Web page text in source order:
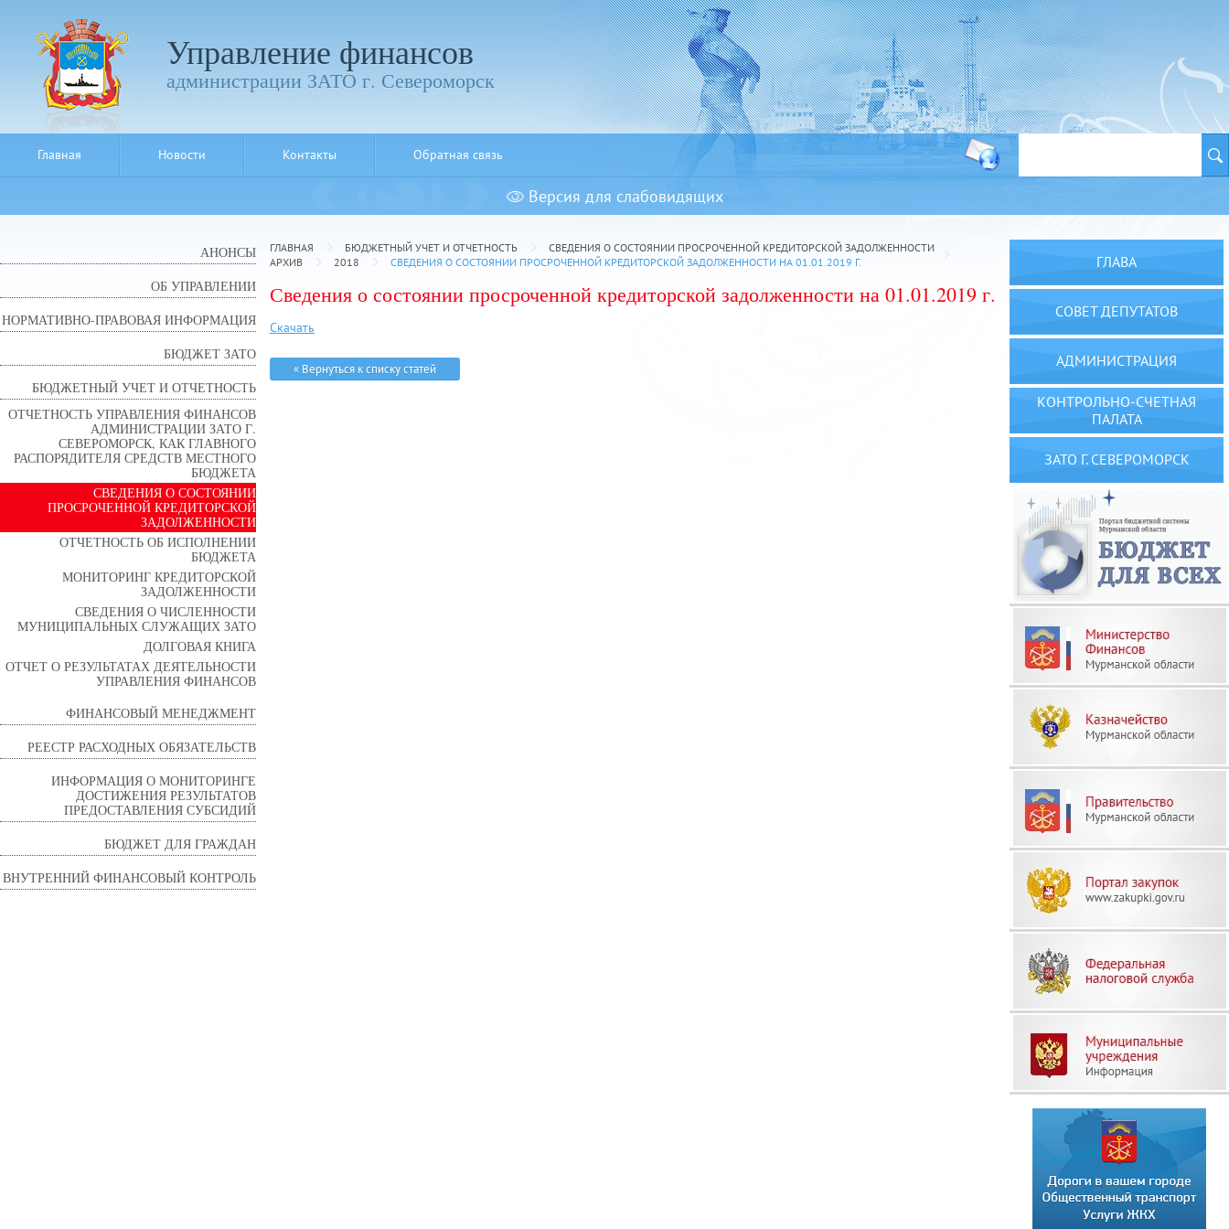
Управление финансов
администрации ЗАТО г. Североморск
Главная Новости Контакты Обратная связь
Версия для слабовидящих
ГЛАВНАЯ БЮДЖЕТНЫЙ УЧЕТ И ОТЧЕТНОСТЬ
СВЕДЕНИЯ О СОСТОЯНИИ ПРОСРОЧЕННОЙ КРЕДИТОРСКОЙ ЗАДОЛЖЕННОСТИ
АРХИВ
2018 СВЕДЕНИЯ О СОСТОЯНИИ ПРОСРОЧЕННОЙ КРЕДИТОРСКОЙ ЗАДОЛЖЕННОСТИ НА 01.01.2019 Г.
Сведения о состоянии просроченной кредиторской задолженности на 01.01.2019 г.
Скачать
« Вернуться к списку статей
АНОНСЫ
ОБ УПРАВЛЕНИИ
НОРМАТИВНО-ПРАВОВАЯ ИНФОРМАЦИЯ
БЮДЖЕТ ЗАТО
БЮДЖЕТНЫЙ УЧЕТ И ОТЧЕТНОСТЬ
ОТЧЕТНОСТЬ УПРАВЛЕНИЯ ФИНАНСОВ
АДМИНИСТРАЦИИ ЗАТО Г.
СЕВЕРОМОРСК, КАК ГЛАВНОГО
РАСПОРЯДИТЕЛЯ СРЕДСТВ МЕСТНОГО
БЮДЖЕТА
СВЕДЕНИЯ О СОСТОЯНИИ
ПРОСРОЧЕННОЙ КРЕДИТОРСКОЙ
ЗАДОЛЖЕННОСТИ
ОТЧЕТНОСТЬ ОБ ИСПОЛНЕНИИ
БЮДЖЕТА
МОНИТОРИНГ КРЕДИТОРСКОЙ
ЗАДОЛЖЕННОСТИ
СВЕДЕНИЯ О ЧИСЛЕННОСТИ
МУНИЦИПАЛЬНЫХ СЛУЖАЩИХ ЗАТО
ДОЛГОВАЯ КНИГА
ОТЧЕТ О РЕЗУЛЬТАТАХ ДЕЯТЕЛЬНОСТИ
УПРАВЛЕНИЯ ФИНАНСОВ
ФИНАНСОВЫЙ МЕНЕДЖМЕНТ
РЕЕСТР РАСХОДНЫХ ОБЯЗАТЕЛЬСТВ
ИНФОРМАЦИЯ О МОНИТОРИНГЕ
ДОСТИЖЕНИЯ РЕЗУЛЬТАТОВ
ПРЕДОСТАВЛЕНИЯ СУБСИДИЙ
БЮДЖЕТ ДЛЯ ГРАЖДАН
ВНУТРЕННИЙ ФИНАНСОВЫЙ КОНТРОЛЬ
ГЛАВА
СОВЕТ ДЕПУТАТОВ
АДМИНИСТРАЦИЯ
КОНТРОЛЬНО-СЧЕТНАЯ
ПАЛАТА
ЗАТО Г. СЕВЕРОМОРСК